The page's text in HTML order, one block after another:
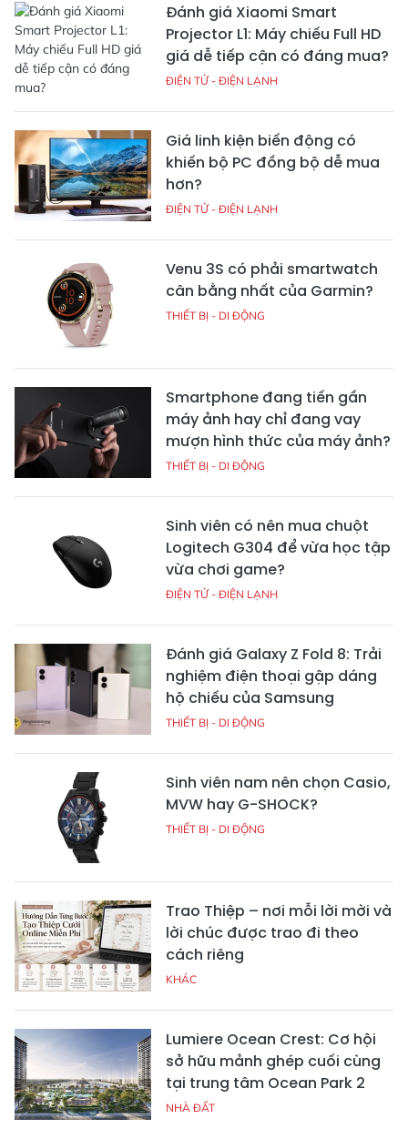
Đánh giá Xiaomi Smart
Projector L1: Máy chiếu Full HD
giá dễ tiếp cận có đáng mua?
ĐIỆN TỬ - ĐIỆN LẠNH
Giá linh kiện biến động có
khiến bộ PC đồng bộ dễ mua
hơn?
ĐIỆN TỬ - ĐIỆN LẠNH
Venu 3S có phải smartwatch
cân bằng nhất của Garmin?
THIẾT BỊ - DI ĐỘNG
Smartphone đang tiến gần
máy ảnh hay chỉ đang vay
mượn hình thức của máy ảnh?
THIẾT BỊ - DI ĐỘNG
Sinh viên có nên mua chuột
Logitech G304 để vừa học tập
vừa chơi game?
ĐIỆN TỬ - ĐIỆN LẠNH
Đánh giá Galaxy Z Fold 8: Trải
nghiệm điện thoại gập dáng
hộ chiếu của Samsung
THIẾT BỊ - DI ĐỘNG
Sinh viên nam nên chọn Casio,
MVW hay G-SHOCK?
THIẾT BỊ - DI ĐỘNG
Trao Thiệp – nơi mỗi lời mời và
lời chúc được trao đi theo
cách riêng
KHÁC
Lumiere Ocean Crest: Cơ hội
sở hữu mảnh ghép cuối cùng
tại trung tâm Ocean Park 2
NHÀ ĐẤT